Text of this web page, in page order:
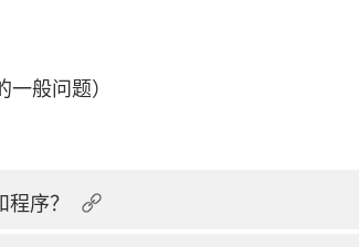
一般问题）
序？